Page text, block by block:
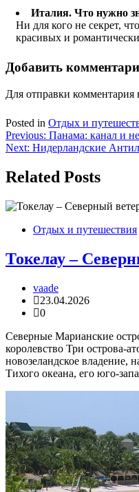
Италия. Что нужно
Ни для кого не секрет,
красивых и
Добавить
Для отправки комментария
Posted in Отдых и
Навигация
по
записям
Previous: Панама: канал и
Next: Нидерландские
Related Posts
Отдых и путешествия
Токелау –
vaade
23.04.2026
0
Северные Марианские
королевство Три острова-
новозеландское владение,
Тихого океана, его юго-